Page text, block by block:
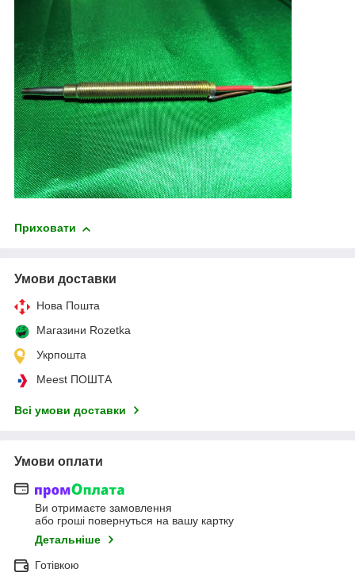
Приховати
Умови доставки
Нова Пошта
Магазини Rozetka
Укрпошта
Meest ПОШТА
Всі умови доставки
Умови оплати
Ви отримаєте замовлення
або гроші повернуться на вашу картку
Детальніше
Готівкою